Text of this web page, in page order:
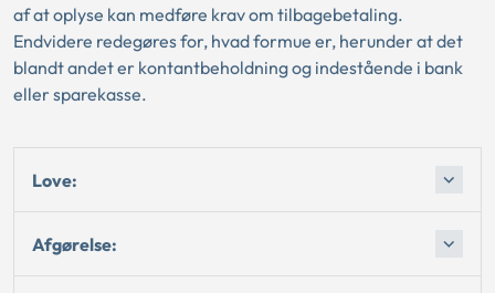
af at oplyse kan medføre krav om tilbagebetaling.
Endvidere redegøres for, hvad formue er, herunder at det
blandt andet er kontantbeholdning og indestående i bank
eller sparekasse.
Love:
Afgørelse: